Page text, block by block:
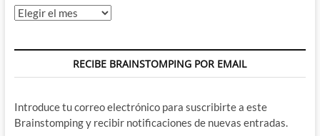
Archivos
RECIBE BRAINSTOMPING POR EMAIL
Introduce tu correo electrónico para suscribirte a este
Brainstomping y recibir notificaciones de nuevas entradas.